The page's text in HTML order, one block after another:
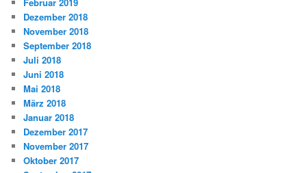
Dezember 2018
November 2018
September 2018
Juli 2018
Juni 2018
Mai 2018
März 2018
Januar 2018
Dezember 2017
November 2017
Oktober 2017